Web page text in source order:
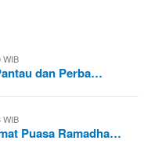
WIB
dan Perba…
WIB
Puasa Ramadha…